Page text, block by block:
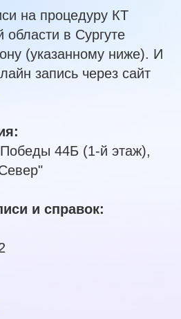
на процедуру КТ
области в Сургуте
(указанному ниже). И
запись через сайт
44Б (1-й этаж),
и справок: